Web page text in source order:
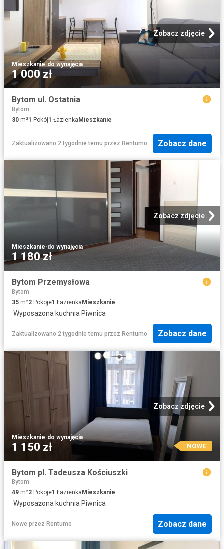
Zobacz zdjęcie
Mieszkanie·do wynajęcia
1 000 zł
Bytom ul. Ostatnia
Bytom
30 m²1 Pokój1 Łazienka Mieszkanie
Zaktualizowano 2 tygodnie temu przez Rentumo Zobacz dane
Zobacz zdjęcie
Mieszkanie·do wynajęcia
1 180 zł
Bytom Przemysłowa
Bytom
35 m²2 Pokoje1 ŁazienkaMieszkanie
·Wyposażona kuchnia·Piwnica
Zaktualizowano 2 tygodnie temu przez Rentumo Zobacz dane
Zobacz zdjęcie
Mieszkanie·do wynajęcia
1 150 zł NOWE
Bytom pl. Tadeusza Kościuszki
Bytom
49 m²2 Pokoje1 Łazienka Mieszkanie
·Wyposażona kuchnia·Piwnica
Nowe przez Rentumo Zobacz dane